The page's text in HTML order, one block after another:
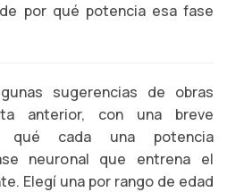
por qué potencia esa fase
sugerencias de obras
anterior, con una breve
qué cada una potencia
neuronal que entrena el
Elegí una por rango de edad